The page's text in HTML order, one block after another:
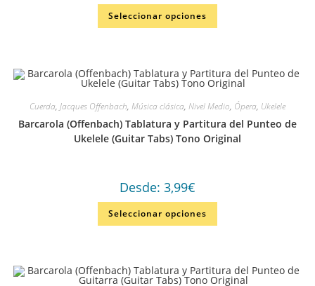
Seleccionar opciones
Cuerda, Jacques Offenbach, Música clásica, Nivel Medio, Ópera, Ukelele
Barcarola (Offenbach) Tablatura y Partitura del Punteo de
Ukelele (Guitar Tabs) Tono Original
Desde: 3,99€
Seleccionar opciones